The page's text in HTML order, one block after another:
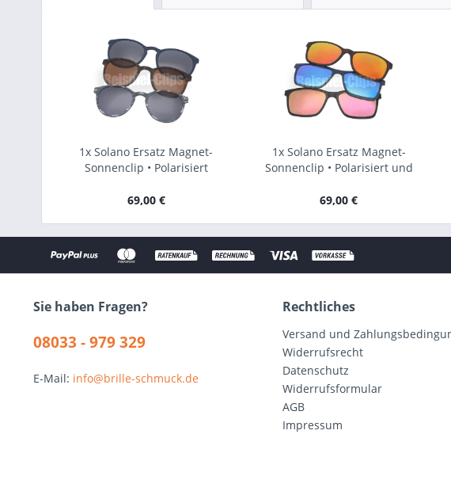
1x Solano Ersatz Magnet-
Sonnenclip • Polarisiert
69,00 €
1x Solano Ersatz Magnet-
Sonnenclip • Polarisiert und
69,00 €
Sie haben Fragen?
08033 - 979 329
E-Mail: info@brille-schmuck.de
Rechtliches
Versand und
Widerrufsrecht
Datenschutz
Widerrufsformular
AGB
Impressum